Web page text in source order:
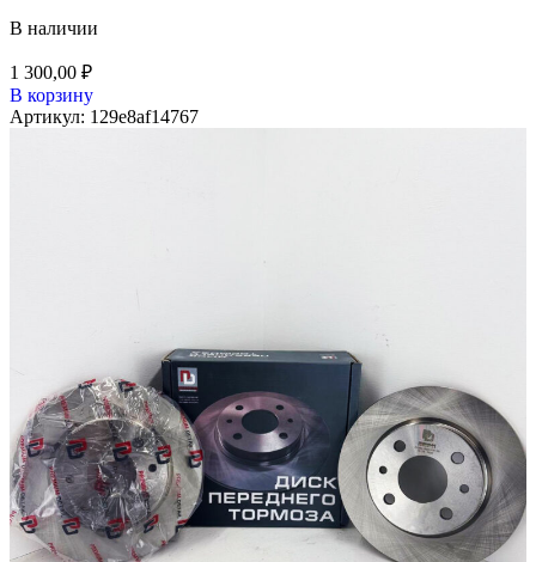
В наличии
1 300,00 ₽
В корзину
Артикул: 129e8af14767